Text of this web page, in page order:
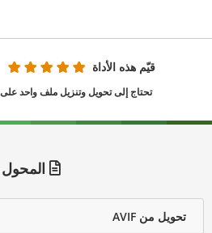
قيّم هذه الأداة
تحتاج إلى تحويل وتنزيل ملف واحد على
المحول
تحويل من AVIF